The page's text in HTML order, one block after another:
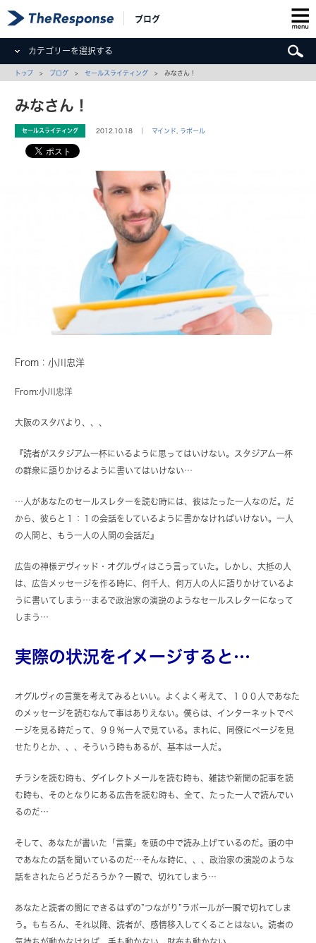
ブログ
カテゴリーを選択する
トップ > ブログ >セールスライティング > みなさん！
みなさん！
セールスライティング 2012.10.18 ｜ マインド ラポール
From：小川忠洋
From:小川忠洋
大阪のスタバより、、、
『読者がスタジアム一杯にいるように思ってはいけない。スタジアム一杯
の群衆に語りかけるように書いてはいけない…
…人があなたのセールスレターを読む時には、彼はたった一人なのだ。だ
から、彼らと１：１の会話をしているように書かなければいけない。一人
の人間と、もう一人の人間の会話だ』
広告の神様デヴィッド・オグルヴィはこう言っていた。しかし、大抵の人
は、広告メッセージを作る時に、何千人、何万人の人に語りかけているよ
うに書いてしまう…まるで政治家の演説のようなセールスレターになって
しまう…
実際の状況をイメージすると…
オグルヴィの言葉を考えてみるといい。よくよく考えて、１００人であなた
のメッセージを読むなんて事はありえない。僕らは、インターネットでペ
ージを見る時だって、９９％一人で見ている。まれに、同僚にページを見
せたりとか、、、そういう時もあるが、基本は一人だ。
チラシを読む時も、ダイレクトメールを読む時も、雑誌や新聞の記事を読
む時も、そのとなりにある広告を読む時も、全て、たった一人で読んでい
るのだ…
そして、あなたが書いた「言葉」を頭の中で読み上げているのだ。頭の中
であなたの話を聞いているのだ…そんな時に、、、政治家の演説のような
話をされたらどうだろうか？一瞬で、切れてしまう…
あなたと読者の間にできるはずの”つながり”ラポールが一瞬で切れてしま
う。もちろん、それ以降、読者が、感情移入してくることはない。読者の